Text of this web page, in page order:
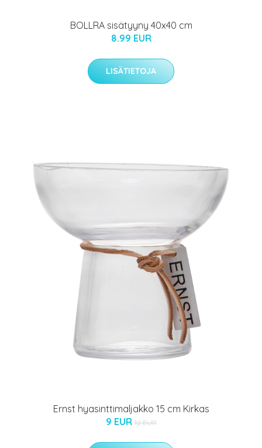
BOLLRA sisätyyny 40x40 cm
8.99 EUR
LISÄTIETOJA
Ernst hyasinttimaljakko 15 cm Kirkas
9 EUR 12 EUR